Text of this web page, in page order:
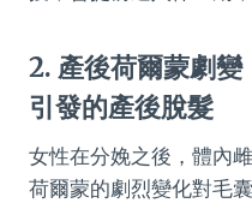
2. 產後荷爾蒙劇
引發的產後脫髮
女性在分娩之後，體內
荷爾蒙的劇烈變化對毛